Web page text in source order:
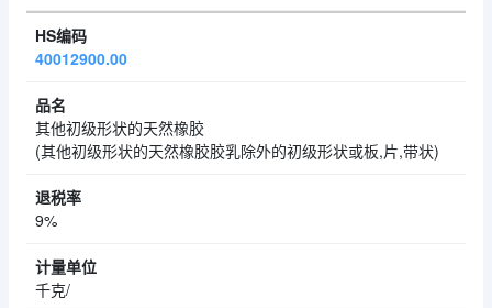
40012900.00
其他初级形状的天然橡胶
(其他初级形状的天然橡胶胶乳除外的初级形状或板,片,带状)
9%
千克/